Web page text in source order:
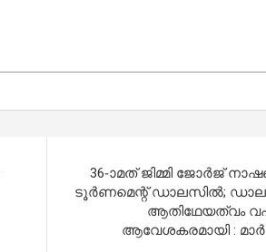
36-ാമത് ജിമ്മി ജോർജ്
ടൂർണമെന്റ് ഡാലസിൽ;
ആതിഥേയത്വം
ആവേശകരമായി :